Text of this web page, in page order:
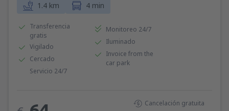
1.4 km 4 min
Transferencia
gratis
Vigilado
Cercado
Servicio 24/7
Monitoreo 24/7
Iluminado
Invoice from the
car park
Cancelación gratuita